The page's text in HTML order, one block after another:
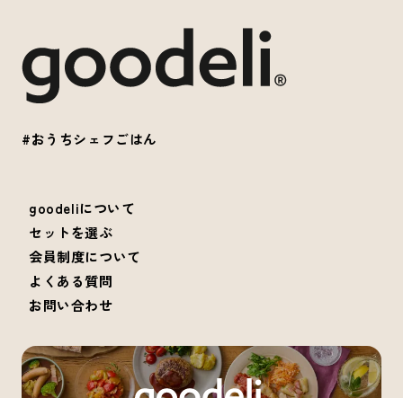
#おうちシェフごはん
goodeliについて
セットを選ぶ
会員制度について
よくある質問
お問い合わせ